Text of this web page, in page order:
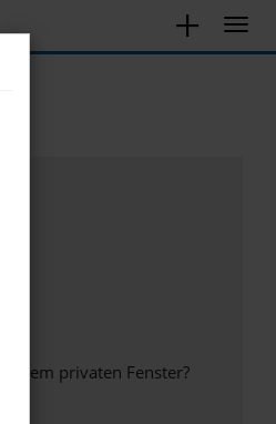
privaten Fenster?